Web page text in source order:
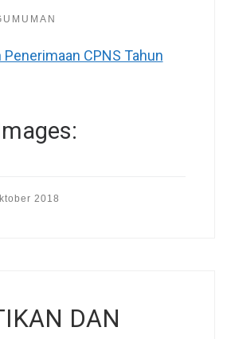
CPNS Tahun
2018
DAN